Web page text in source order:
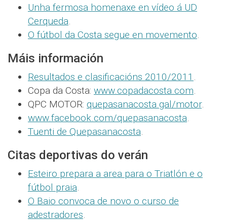
Unha fermosa homenaxe en vídeo á UD
Cerqueda.
O fútbol da Costa segue en movemento.
Máis información
Resultados e clasificacións 2010/2011 .
Copa da Costa: www.copadacosta.com.
QPC MOTOR: quepasanacosta.gal/motor.
www.facebook.com/quepasanacosta.
Tuenti de Quepasanacosta.
Citas deportivas do verán
Esteiro prepara a area para o Triatlón e o
fútbol praia.
O Baio convoca de novo o curso de
adestradores.